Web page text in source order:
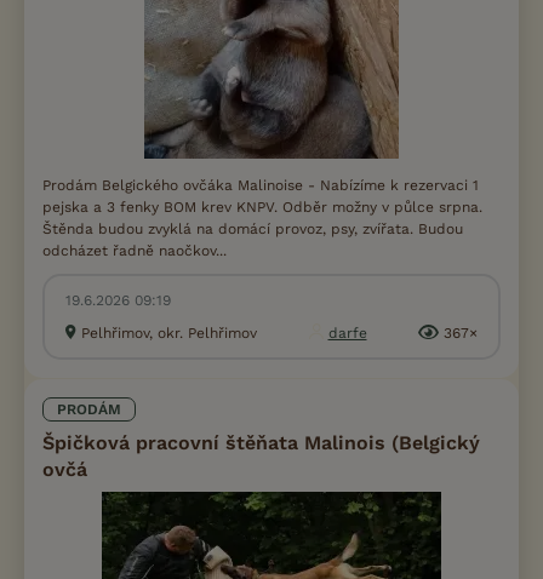
Prodám Belgického ovčáka Malinoise - Nabízíme k rezervaci 1
pejska a 3 fenky BOM krev KNPV. Odběr možny v půlce srpna.
Štěnda budou zvyklá na domácí provoz, psy, zvířata. Budou
odcházet řadně naočkov...
19.6.2026 09:19
Pelhřimov, okr. Pelhřimov
darfe 367×
PRODÁM
Špičková pracovní štěňata Malinois (Belgický
ovčá